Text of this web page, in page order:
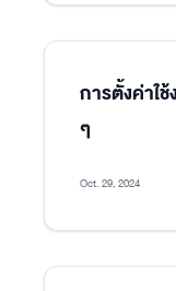
การตั้งค่าใ
ๆ
Oct. 29, 2024